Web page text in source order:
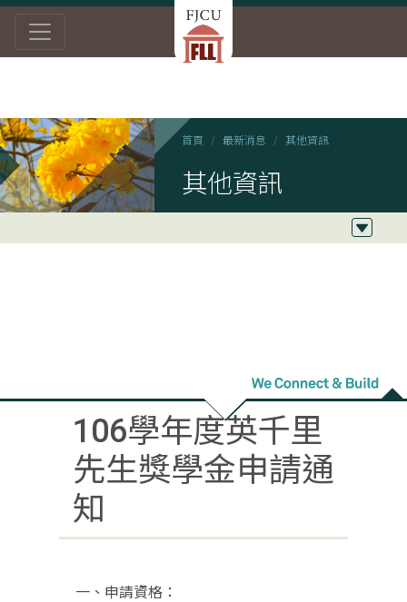
首頁 最新消息 其他資訊
其他資訊
106學年度英千里
先生獎學金申請通
知
一、申請資格：